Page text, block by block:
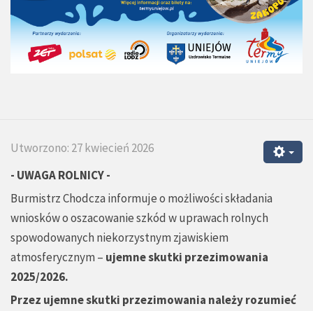
Utworzono: 27 kwiecień 2026
- UWAGA ROLNICY -
Burmistrz Chodcza informuje o możliwości składania
wniosków o oszacowanie szkód w uprawach rolnych
spowodowanych niekorzystnym zjawiskiem
atmosferycznym – ujemne skutki przezimowania
2025/2026.
Przez ujemne skutki przezimowania należy rozumieć